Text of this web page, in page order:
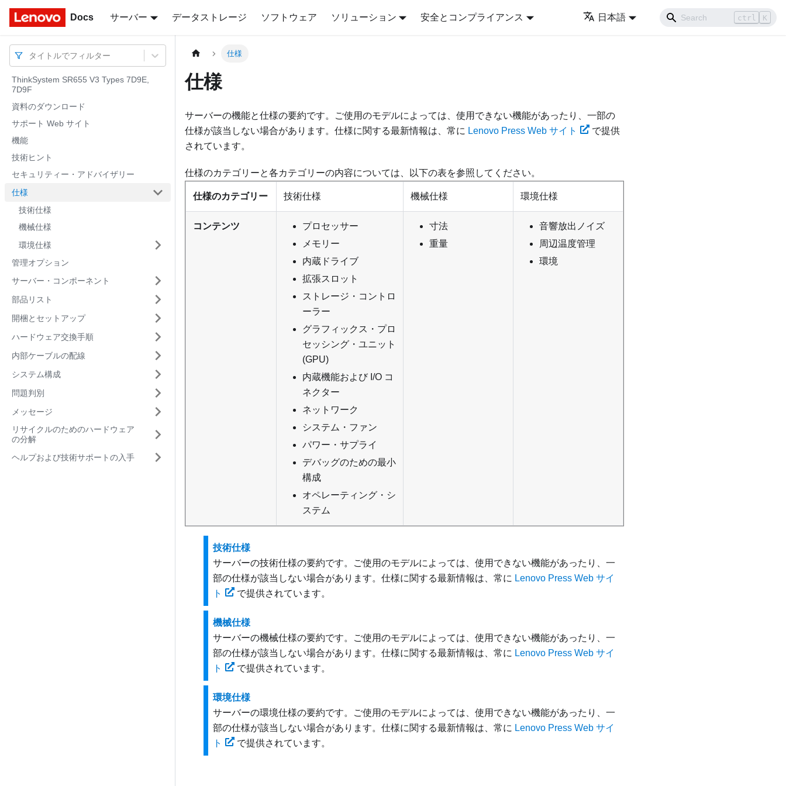
Docs サーバー データストレージ ソフトウェア ソリューション 安全とコンプライアンス 日本語 ctrl K
Docs
タイトルでフィルター
ThinkSystem SR655 V3 Types 7D9E,
7D9F
資料のダウンロード
サポート Web サイト
機能
技術ヒント
セキュリティー・アドバイザリー
仕様
技術仕様
機械仕様
環境仕様
管理オプション
サーバー・コンポーネント
部品リスト
開梱とセットアップ
ハードウェア交換手順
内部ケーブルの配線
システム構成
問題判別
メッセージ
リサイクルのためのハードウェア
の分解
ヘルプおよび技術サポートの入手
仕様
仕様
サーバーの機能と仕様の要約です。ご使用のモデルによっては、使用できない機能があったり、一部の
仕様が該当しない場合があります。 仕様に関する最新情報は、常に Lenovo Press Web サイト
で提供
されています。
仕様のカテゴリーと各カテゴリーの内容については、以下の表を参照してください。
仕様のカテゴリー 技術仕様 機械仕様 環境仕様
コンテンツ
プロセッサー
メモリー
内蔵ドライブ
拡張スロット
ストレージ・コントロ
ーラー
グラフィックス・プロ
セッシング・ユニット
(GPU)
内蔵機能および I/O コ
ネクター
ネットワーク
システム・ファン
パワー・サプライ
デバッグのための最小
構成
オペレーティング・シ
ステム
寸法
重量
音響放出ノイズ
周辺温度管理
環境
技術仕様
サーバーの技術仕様の要約です。ご使用のモデルによっては、使用できない機能があったり、一
部の仕様が該当しない場合があります。 仕様に関する最新情報は、常に Lenovo Press Web サイ
ト
で提供されています。
機械仕様
サーバーの機械仕様の要約です。ご使用のモデルによっては、使用できない機能があったり、一
部の仕様が該当しない場合があります。 仕様に関する最新情報は、常に Lenovo Press Web サイ
ト
で提供されています。
環境仕様
サーバーの環境仕様の要約です。ご使用のモデルによっては、使用できない機能があったり、一
部の仕様が該当しない場合があります。 仕様に関する最新情報は、常に Lenovo Press Web サイ
ト
で提供されています。